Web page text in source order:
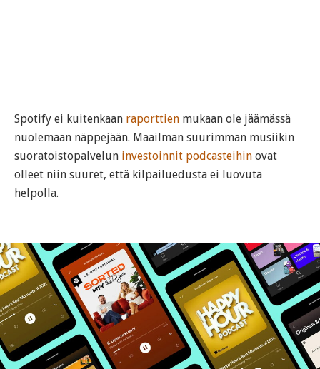
Spotify ei kuitenkaan raporttien mukaan ole jäämässä
nuolemaan näppejään. Maailman suurimman musiikin
suoratoistopalvelun investoinnit podcasteihin ovat
olleet niin suuret, että kilpailuedusta ei luovuta
helpolla.